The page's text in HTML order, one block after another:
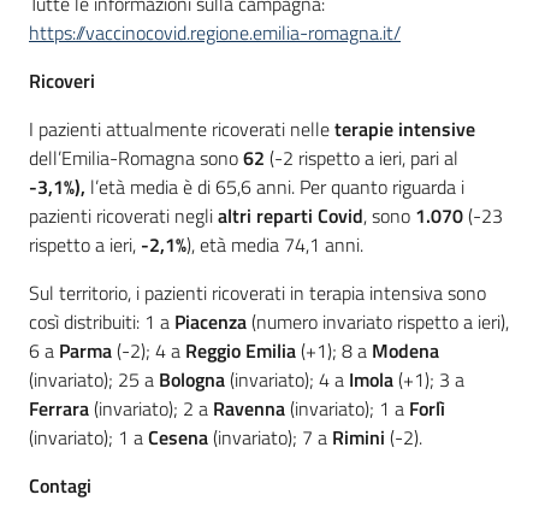
https://vaccinocovid.regione.emilia-romagna.it/
Ricoveri
I pazienti attualmente ricoverati nelleterapie intensive
dell’Emilia-Romagna sono62 (-2 rispetto a ieri, pari al
-3,1%), l’età media è di 65,6 anni. Per quanto riguarda i
pazienti ricoverati neglialtri reparti Covid, sono 1.070(-23
rispetto a ieri, -2,1%), età media 74,1 anni.
Sul territorio, i pazienti ricoverati in terapia intensiva sono
così distribuiti: 1 a Piacenza(numero invariato rispetto a ieri),
6 a Parma(-2); 4 a Reggio Emilia(+1); 8 a Modena
(invariato); 25 a Bologna(invariato); 4 a Imola(+1); 3 a
Ferrara(invariato); 2 a Ravenna(invariato); 1 a Forlì
(invariato); 1 aCesena(invariato); 7 a Rimini (-2).
Contagi